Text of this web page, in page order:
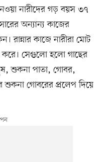
নারীদের গড় বয়স ৩৭
অন্যান্য কাজের
রান্নার কাজে নারীরা মোট
করে। সেগুলো হলো গাছের
শুকনা পাতা, গোবর,
গোবরের প্রলেপ দিয়ে